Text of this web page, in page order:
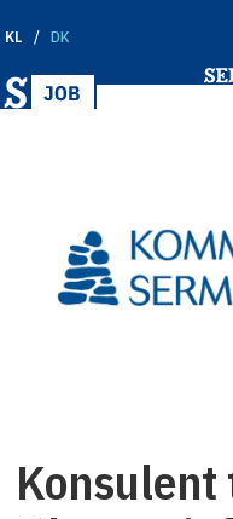
KL DK